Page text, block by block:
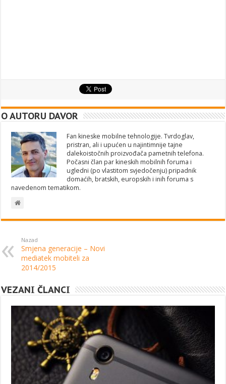
O AUTORU DAVOR
Fan kineske mobilne tehnologije. Tvrdoglav,
pristran, ali i upućen u najintimnije tajne
dalekoistočnih proizvođača pametnih telefona.
Počasni član par kineskih mobilnih foruma i
ugledni (po vlastitom svjedočenju) pripadnik
domaćih, bratskih, europskih i inih foruma s
navedenom tematikom.
Nazad
Smjena generacije – Novi
mediatek mobiteli za
2014/2015
VEZANI ČLANCI